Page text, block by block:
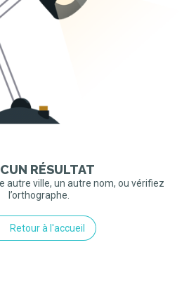
RÉSULTAT
autre ville, un autre nom, ou vérifiez
l’orthographe.
Retour à l'accueil